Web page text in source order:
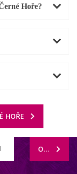
Hoře?
HOŘE
ODEBÍRAT